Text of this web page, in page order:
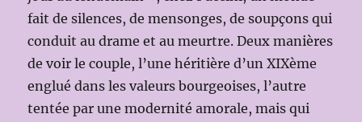
fait de silences, de mensonges, de soupçons qui
conduit au drame et au meurtre. Deux manières
de voir le couple, l’une héritière d’un XIXème
englué dans les valeurs bourgeoises, l’autre
tentée par une modernité amorale, mais qui